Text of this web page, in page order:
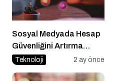
Sosyal Medyada Hesap
Güvenliğini Artırma
Yöntemleri
Teknoloji 2 ay önce